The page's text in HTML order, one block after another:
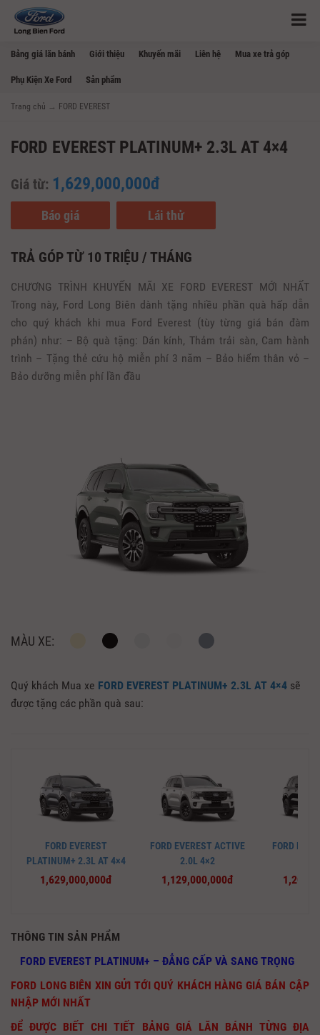
Bảng giá lăn bánh Giới thiệu Khuyến mãi Liên hệ Mua xe trả góp
Phụ Kiện Xe Ford Sản phẩm
Trang chủ → FORD EVEREST
FORD EVEREST PLATINUM+ 2.3L AT 4×4
Giá từ: 1,629,000,000đ
Báo giá Lái thử
TRẢ GÓP TỪ 10 TRIỆU / THÁNG
CHƯƠNG TRÌNH KHUYẾN MÃI XE FORD EVEREST MỚI NHẤT
Trong này, Ford Long Biên dành tặng nhiều phần quà hấp dẫn
cho quý khách khi mua Ford Everest (tùy từng giá bán đàm
phán) như: – Bộ quà tặng: Dán kính, Thảm trải sàn, Cam hành
trình – Tặng thẻ cứu hộ miễn phí 3 năm – Bảo hiểm thân vỏ –
Bảo dưỡng miễn phí lần đầu
MÀU XE:
Quý khách Mua xe FORD EVEREST PLATINUM+ 2.3L AT 4×4 sẽ
được tặng các phần quà sau:
FORD EVEREST
PLATINUM+ 2.3L AT 4×4
1,629,000,000đ
FORD EVEREST ACTIVE
2.0L 4×2
1,129,000,000đ
FORD
THÔNG TIN SẢN PHẨM
FORD EVEREST PLATINUM+ – ĐẲNG CẤP VÀ SANG TRỌNG
FORD LONG BIÊN XIN GỬI TỚI QUÝ KHÁCH HÀNG GIÁ BÁN CẬP
NHẬP MỚI NHẤT
ĐỂ ĐƯỢC BIẾT CHI TIẾT BẢNG GIÁ LĂN BÁNH TỪNG ĐỊA